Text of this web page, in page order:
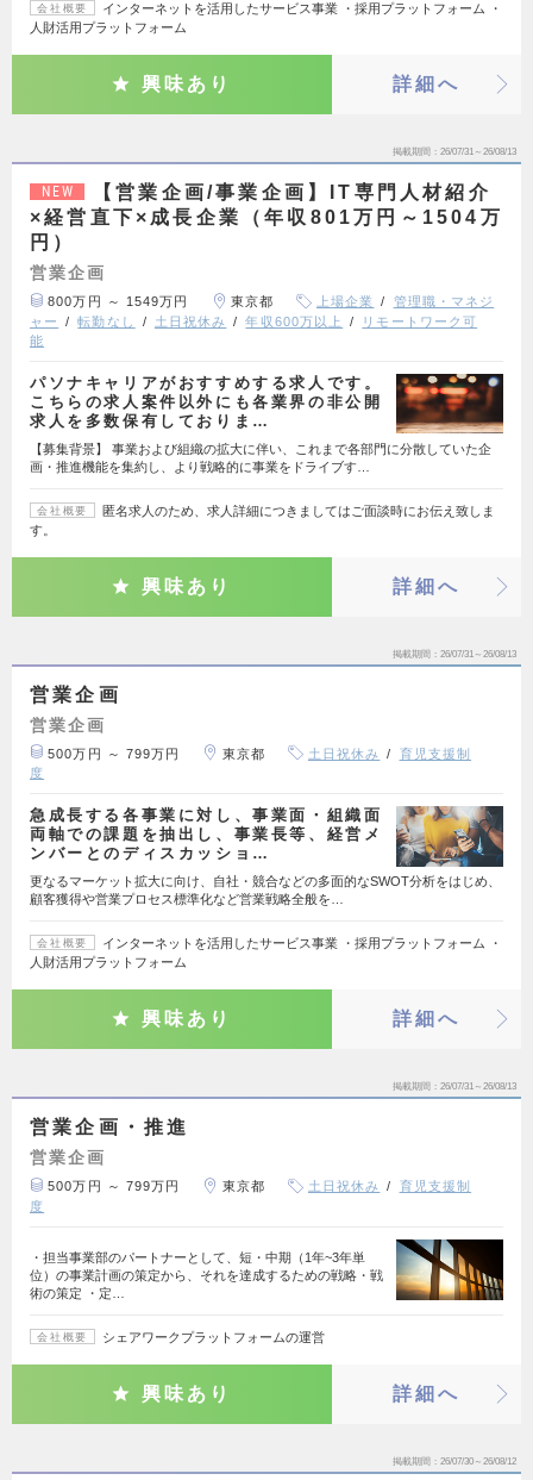
会社概要
インターネットを活用したサービス事業 ・採用プラットフォーム ・
人財活用プラットフォーム
興味あり 詳細へ
掲載期間 26/07/31～26/08/13
NEW
【営業企画/事業企画】IT専門人材紹介
×経営直下×成長企業（年収801万円～1504万
円）
営業企画
800万円 ～ 1549万円 東京都 上場企業
管理職・マネジ
ャー
転勤なし 土日祝休み 年収600万以上
リモートワーク可
能
パソナキャリアがおすすめする求人です。
こちらの求人案件以外にも各業界の非公開
求人を多数保有しておりま…
【募集背景】 事業および組織の拡大に伴い、これまで各部門に分散していた企
画・推進機能を集約し、より戦略的に事業をドライブす…
会社概要
匿名求人のため、求人詳細につきましてはご面談時にお伝え致しま
す。
興味あり 詳細へ
掲載期間 26/07/31～26/08/13
営業企画
営業企画
500万円 ～ 799万円 東京都 土日祝休み
育児支援制
度
急成長する各事業に対し、事業面・組織面
両軸での課題を抽出し、事業長等、経営メ
ンバーとのディスカッショ…
更なるマーケット拡大に向け、自社・競合などの多面的なSWOT分析をはじめ、
顧客獲得や営業プロセス標準化など営業戦略全般を…
会社概要
インターネットを活用したサービス事業 ・採用プラットフォーム ・
人財活用プラットフォーム
興味あり 詳細へ
掲載期間 26/07/31～26/08/13
営業企画・推進
営業企画
500万円 ～ 799万円 東京都 土日祝休み
育児支援制
度
・担当事業部のパートナーとして、短・中期（1年~3年単
位）の事業計画の策定から、それを達成するための戦略・戦
術の策定 ・定…
会社概要 シェアワークプラットフォームの運営
興味あり 詳細へ
掲載期間 26/07/30～26/08/12